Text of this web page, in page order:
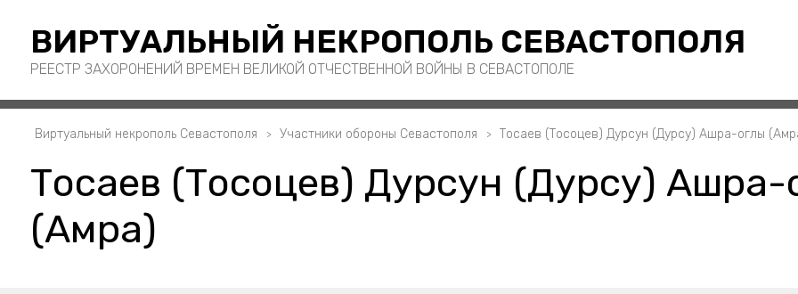
ВИРТУАЛЬНЫЙ НЕКРОПОЛЬ СЕВАСТОПОЛЯ
РЕЕСТР ЗАХОРОНЕНИЙ ВРЕМЕН ВЕЛИКОЙ ОТЧЕСТВЕННОЙ ВОЙНЫ В СЕВАСТОПОЛЕ
Виртуальный некрополь Севастополя Участники обороны Севастополя Тосаев (Тосоцев) Дурсун (Дурсу) Ашра-оглы
Тосаев (Тосоцев) Дурсун (Дурсу) Ашра-
(Амра)